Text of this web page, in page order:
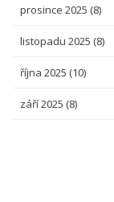
prosince 2025 (8)
listopadu 2025 (8)
října 2025 (10)
září 2025 (8)